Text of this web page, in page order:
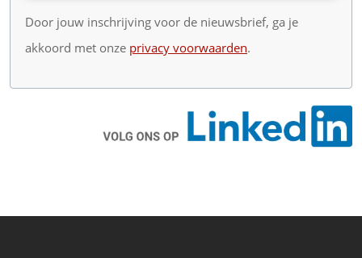
Door jouw inschrijving voor de nieuwsbrief, ga je
akkoord met onze privacy voorwaarden.